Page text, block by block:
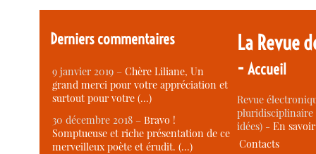
Derniers commentaires
9 janvier 2019 –Chère Liliane, Un
grand merci pour votre appréciation et
surtout pour votre (…)
30 décembre 2018 –Bravo !
Somptueuse et riche présentation de ce
merveilleux poète et érudit. (…)
La Revue
-Accueil
Revue
idées) -En
Contacts